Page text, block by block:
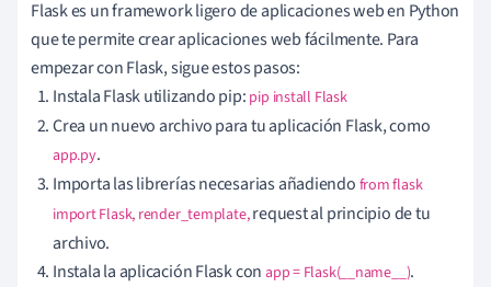
Flask es un framework ligero de aplicaciones web en Python
que te permite crear aplicaciones web fácilmente. Para
empezar con Flask, sigue estos pasos:
Instala Flask utilizando pip: pip install Flask
Crea un nuevo archivo para tu aplicación Flask, como
app.py.
Importa las librerías necesarias añadiendo from flask
import Flask, render_template,request al principio de tu
archivo.
Instala la aplicación Flask con app = Flask(__name__).